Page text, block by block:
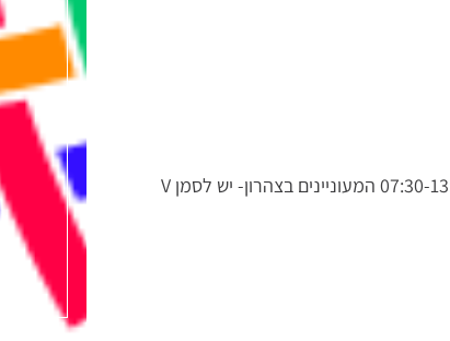
קייטנת חנוכה בגני הילדים 07:30-13:00 המעוניינים בצהרון- יש לסמן V